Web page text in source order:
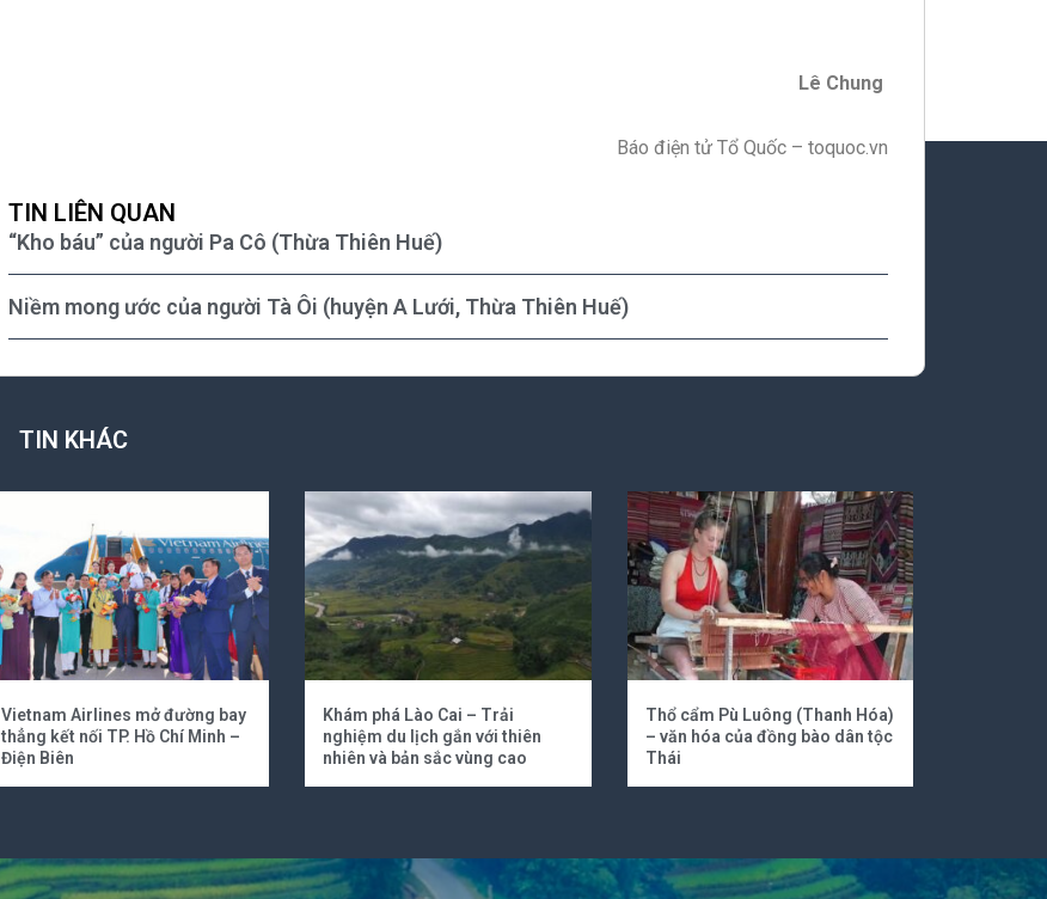
Lê Chung
Báo điện tử Tổ Quốc – toquoc.vn
TIN LIÊN QUAN
“Kho báu” của người Pa Cô (Thừa Thiên Huế)
Niềm mong ước của người Tà Ôi (huyện A Lưới, Thừa Thiên Huế)
TIN KHÁC
Vietnam Airlines mở đường bay
thẳng kết nối TP. Hồ Chí Minh –
Điện Biên
Khám phá Lào Cai – Trải
nghiệm du lịch gắn với thiên
nhiên và bản sắc vùng cao
Thổ cẩm Pù Luông (Thanh Hóa)
– văn hóa của đồng bào dân tộc
Thái